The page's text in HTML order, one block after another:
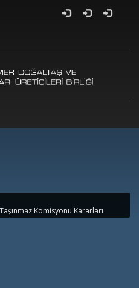
Komisyonu Kararları